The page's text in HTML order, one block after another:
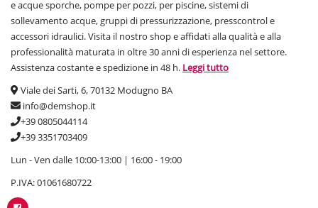
e acque sporche, pompe per pozzi, per piscine, sistemi di
sollevamento acque, gruppi di pressurizzazione, presscontrol e
accessori idraulici. Visita il nostro shop e affidati alla qualità e alla
professionalità maturata in oltre 30 anni di esperienza nel settore.
Assistenza costante e spedizione in 48 h. Leggi tutto
Viale dei Sarti, 6, 70132 Modugno BA
info@demshop.it
+39 0805044114
+39 3351703409
Lun - Ven dalle 10:00-13:00 | 16:00 - 19:00
P.IVA: 01061680722